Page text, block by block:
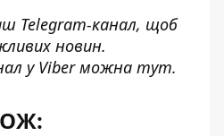
Telegram-канал, щоб
новин.
у Viber можна тут.